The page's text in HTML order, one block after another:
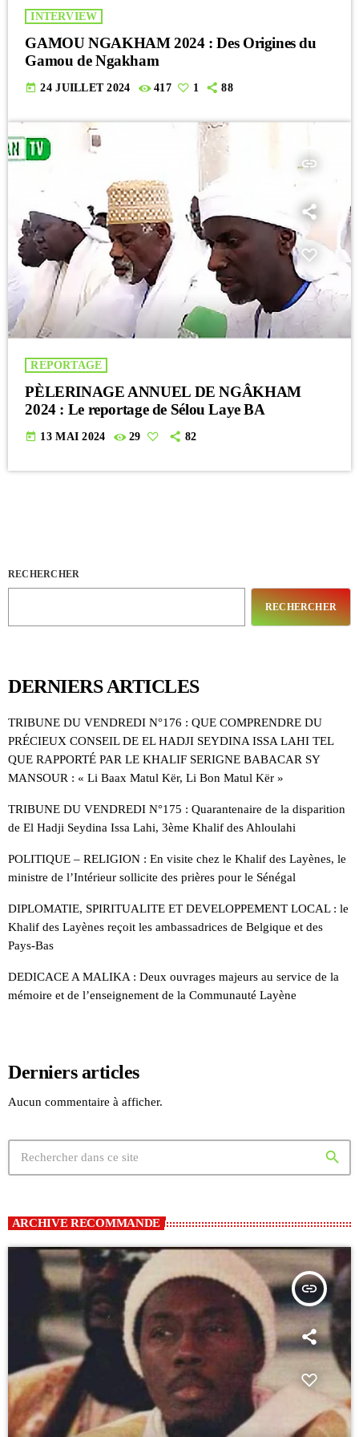
INTERVIEW
GAMOU NGAKHAM 2024 : Des Origines du
Gamou de Ngakham
today 24 JUILLET 2024 417 1 88
insert_link
REPORTAGE
PÈLERINAGE ANNUEL DE NGÂKHAM
2024 : Le reportage de Sélou Laye BA
today 13 MAI 2024 29 82
RECHERCHER
RECHERCHER
DERNIERS ARTICLES
TRIBUNE DU VENDREDI N°176 : QUE COMPRENDRE DU
PRÉCIEUX CONSEIL DE EL HADJI SEYDINA ISSA LAHI TEL
QUE RAPPORTÉ PAR LE KHALIF SERIGNE BABACAR SY
MANSOUR : « Li Baax Matul Kër, Li Bon Matul Kër »
TRIBUNE DU VENDREDI N°175 : Quarantenaire de la disparition
de El Hadji Seydina Issa Lahi, 3ème Khalif des Ahloulahi
POLITIQUE – RELIGION : En visite chez le Khalif des Layènes, le
ministre de l’Intérieur sollicite des prières pour le Sénégal
DIPLOMATIE, SPIRITUALITE ET DEVELOPPEMENT LOCAL : le
Khalif des Layènes reçoit les ambassadrices de Belgique et des
Pays-Bas
DEDICACE A MALIKA : Deux ouvrages majeurs au service de la
mémoire et de l’enseignement de la Communauté Layène
Derniers articles
Aucun commentaire à afficher.
search
ARCHIVE RECOMMANDE
insert_link